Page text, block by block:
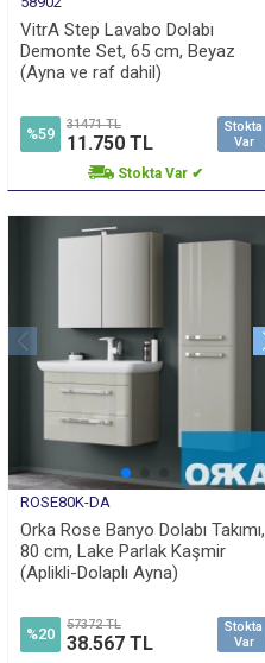
VitrA Step Lavabo Dolabı
Demonte Set, 65 cm, Beyaz
(Ayna ve raf dahil)
%59
Stokta
Var
31471 TL
11.750 TL
Stokta Var ✔
ROSE80K-DA
Orka Rose Banyo Dolabı Takımı,
80 cm, Lake Parlak Kaşmir
(Aplikli-Dolaplı Ayna)
%20
Stokta
Var
57372 TL
38.567 TL